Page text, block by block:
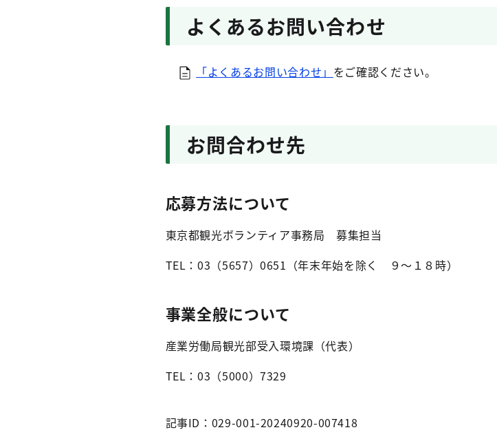
よくあるお問い合わせ
「よくあるお問い合わせ」 をご確認ください。
お問合わせ先
応募方法について
東京都観光ボランティア事務局 募集担当
TEL：03（5657）0651（年末年始を除く ９～１８時）
事業全般について
産業労働局観光部受入環境課（代表）
TEL：03（5000）7329
記事ID：029-001-20240920-007418